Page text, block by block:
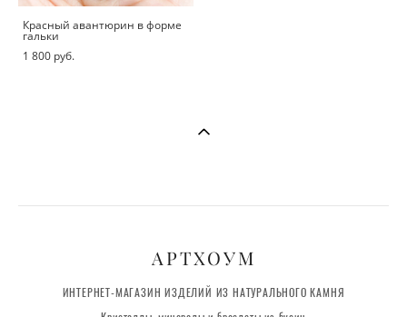
Красный авантюрин в форме
гальки
1 800 pуб.
АРТХОУМ
ИНТЕРНЕТ-МАГАЗИН ИЗДЕЛИЙ ИЗ НАТУРАЛЬНОГО КАМНЯ